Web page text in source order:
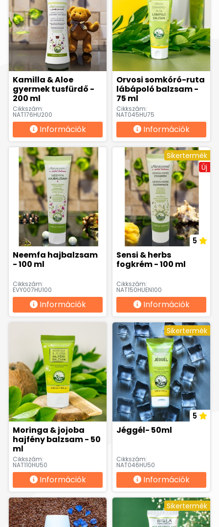
Kamilla & Aloe
gyermek tusfürdő -
200 ml
Cikkszám:
NAT176HU200
Információk
Orvosi somkóró-ruta
lábápoló balzsam -
75 ml
Cikkszám:
NAT045HU75
Információk
Neemfa hajbalzsam
- 100 ml
Cikkszám:
EVY007HU100
Információk
Sikertermék
Új
5
Sensi & herbs
fogkrém - 100 ml
Cikkszám:
NAT150HUEN100
Információk
Moringa & jojoba
hajfény balzsam - 50
ml
Cikkszám:
NAT110HU50
Információk
Sikertermék
5
Jéggél- 50ml
Cikkszám:
NAT046HU50
Információk
Sikertermék